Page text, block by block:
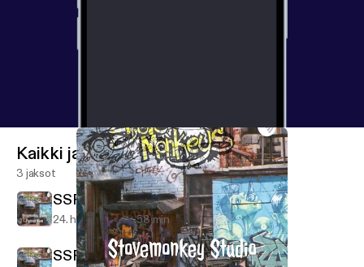
Kaikki jaksot
3 jaksot
SSPS Ep. 3 Adam Solowitz
24. heinä 2020 58 min
SSPS-Ep.2 Chef Charles Carroll